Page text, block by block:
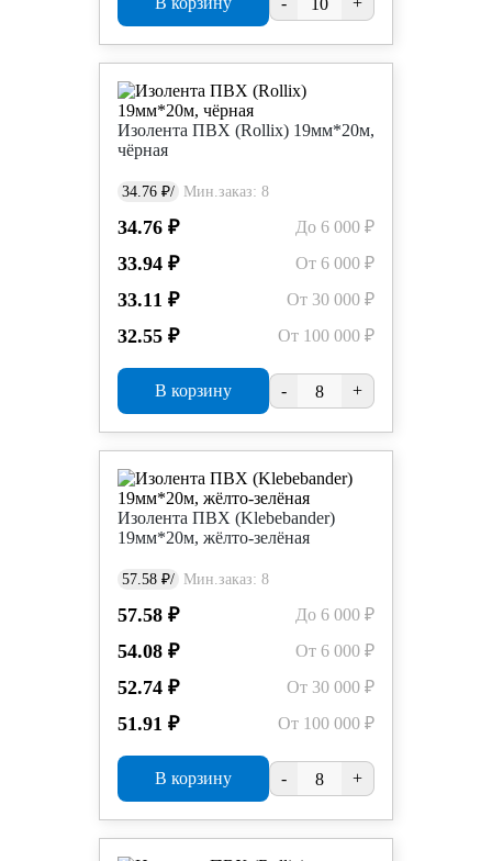
Изолента ПВХ (Rollix) 19мм*20м,
чёрная
34.76 ₽/ Мин.заказ: 8
34.76 ₽ До 6 000 ₽
33.94 ₽ От 6 000 ₽
33.11 ₽ От 30 000 ₽
32.55 ₽ От 100 000 ₽
В корзину - +
Изолента ПВХ (Klebebander)
19мм*20м, жёлто-зелёная
57.58 ₽/ Мин.заказ: 8
57.58 ₽ До 6 000 ₽
54.08 ₽ От 6 000 ₽
52.74 ₽ От 30 000 ₽
51.91 ₽ От 100 000 ₽
В корзину - +